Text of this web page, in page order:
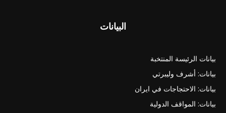
البيانات
بيانات الرئيسة المنتخبة
بيانات: أشرف وليبرتي
بيانات: الاحتجاجات في ايران
بيانات: المواقف الدولية